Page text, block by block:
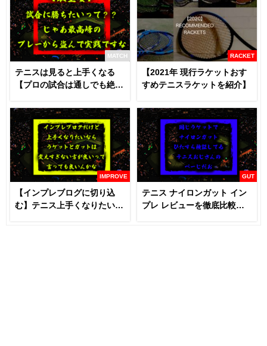
MATCH
テニスは見ると上手くなる
【プロの試合は通しでも絶対
RACKET
【2021年 現行ラケットおす
すめテニスラケットを紹介】
IMPROVE
【インプレブログに切り込
む】テニス上手くなりたいな
GUT
テニス ナイロンガット イン
プレ レビューを徹底比較